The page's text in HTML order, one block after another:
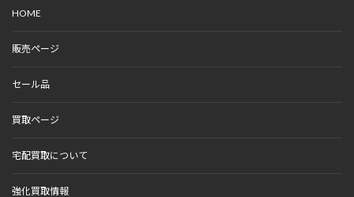
HOME
販売ページ
セール品
買取ページ
宅配買取について
強化買取情報